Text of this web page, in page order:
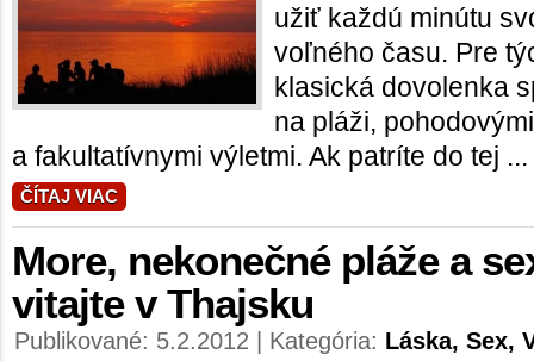
užiť každú minútu
voľného času. Pre
klasická dovolenka
na pláži,
a fakultatívnymi výletmi. Ak patríte do tej ...
ČÍTAJ VIAC
More, nekonečné pláže a
vitajte v Thajsku
Publikované: 5.2.2012 | Kategória: Láska, Sex,